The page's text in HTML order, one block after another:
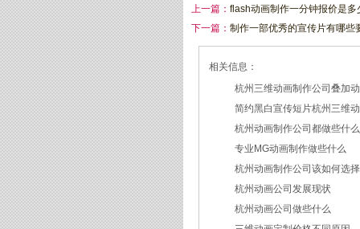
上一篇： flash动画制作一分钟报价是多
下一篇： 制作一部优秀的宣传片有哪些
相关信息：
杭州三维动画制作公司叠加
2026/07/27
简约黑白宣传短片杭州三维
2026/07/23
杭州动画制作公司都做些什
2026/03/18
专业MG动画制作做些什么
2026/03/16
杭州动画制作公司该如何选择
2026/03/05
杭州动画公司发展现状
2026/03/03
杭州动画公司做些什么